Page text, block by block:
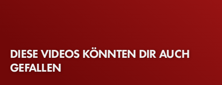
DIESE VIDEOS KÖNNTEN DIR AUCH
GEFALLEN